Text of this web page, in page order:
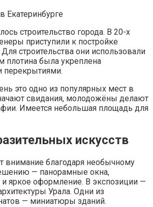
строительство города. В 20-х
приступили к постройке
строительства они использовали
плотина была укреплена
это одно из популярных мест в
свидания, молодожёны делают
Имеется небольшая площадь для
искусств
внимание благодаря необычному
— панорамные окна,
и яркое оформление. В экспозиции —
Урала. Одни из
— миниатюры зданий.